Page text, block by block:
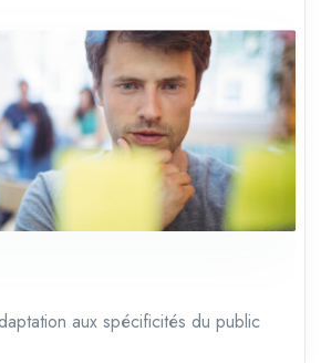
LE CATALOGUE
2 jours (14 heures)
Français
Débutant
aux spécificités du public